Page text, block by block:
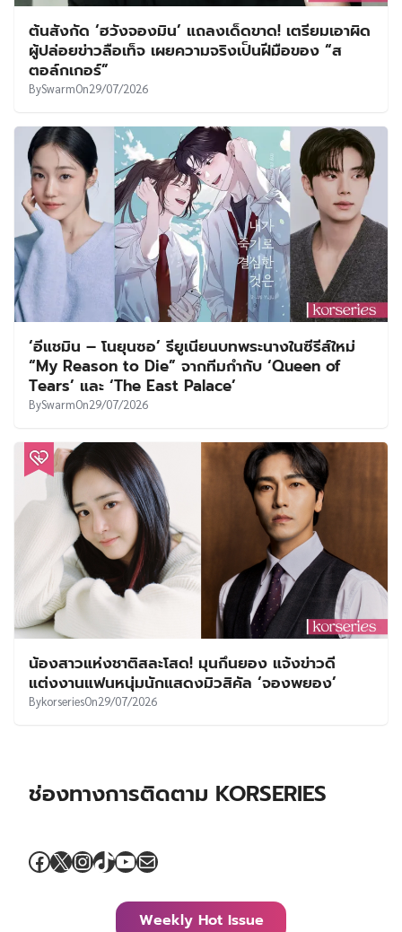
ต้นสังกัด ‘ฮวังจองมิน’ แถลงเด็ดขาด! เตรียมเอาผิด
ผู้ปล่อยข่าวลือเท็จ เผยความจริงเป็นฝีมือของ “ส
ตอล์กเกอร์”
BySwarmOn29/07/2026
‘อีแชมิน – โนยุนซอ’ รียูเนียนบทพระนางในซีรีส์ใหม่
“My Reason to Die” จากทีมกำกับ ‘Queen of
Tears’ และ ‘The East Palace’
BySwarmOn29/07/2026
น้องสาวแห่งชาติสละโสด! มุนกึนยอง แจ้งข่าวดี
แต่งงานแฟนหนุ่มนักแสดงมิวสิคัล ‘จองพยอง’
BykorseriesOn29/07/2026
ช่องทางการติดตาม KORSERIES
Facebook
X Instagram
TikTok
YouTube
Mail
Weekly Hot Issue